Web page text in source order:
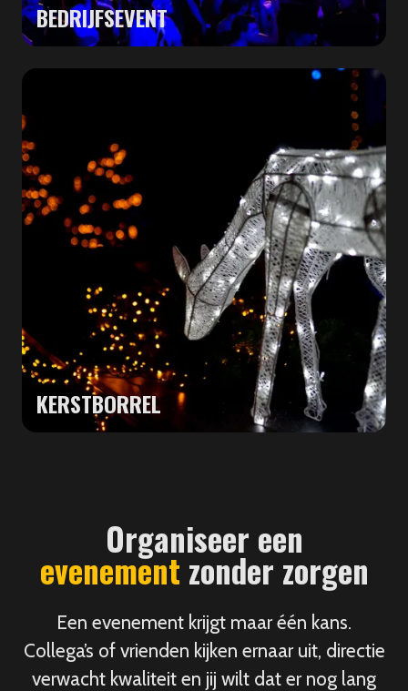
BEDRIJFSEVENT
KERSTBORREL
Organiseer een
evenement zonder zorgen
Een evenement krijgt maar één kans.
Collega’s of vrienden kijken ernaar uit, directie
verwacht kwaliteit en jij wilt dat er nog lang